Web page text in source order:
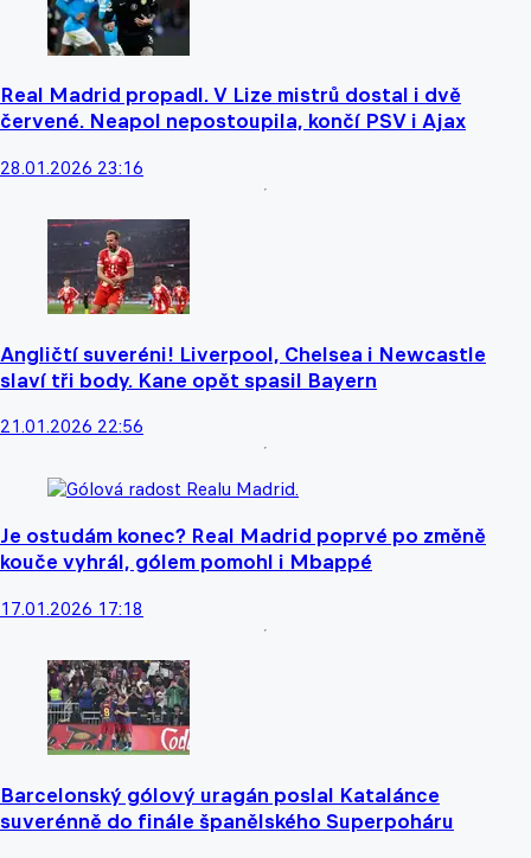
Real Madrid propadl. V Lize mistrů dostal i dvě
červené. Neapol nepostoupila, končí PSV i Ajax
28.01.2026 23:16
Angličtí suveréni! Liverpool, Chelsea i Newcastle
slaví tři body. Kane opět spasil Bayern
21.01.2026 22:56
Je ostudám konec? Real Madrid poprvé po změně
kouče vyhrál, gólem pomohl i Mbappé
17.01.2026 17:18
Barcelonský gólový uragán poslal Katalánce
suverénně do finále španělského Superpoháru